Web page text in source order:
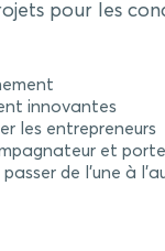
pour les
innovantes
les entrepreneurs
et
de l’une à